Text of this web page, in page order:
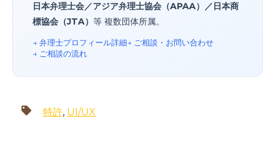
日本弁理士会／アジア弁理士協会（APAA）／日本商
標協会（JTA） 等 複数団体所属。
→ 弁理士プロフィール詳細→ ご相談・お問い合わせ
→ ご相談の流れ
特許, UI/UX